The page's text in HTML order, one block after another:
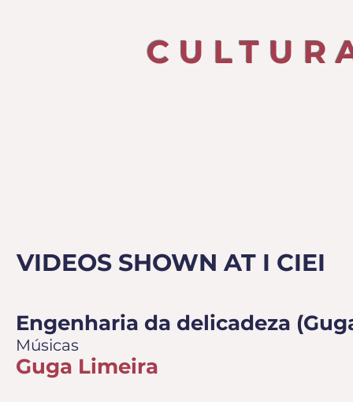
VIDEOS SHOWN AT I CIEI
Engenharia da delicadeza
Músicas
Guga Limeira